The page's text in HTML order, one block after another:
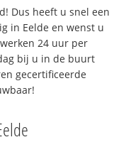
Dus heeft u snel een
in Eelde en wenst u
24 uur per
bij u in de buurt
gecertificeerde